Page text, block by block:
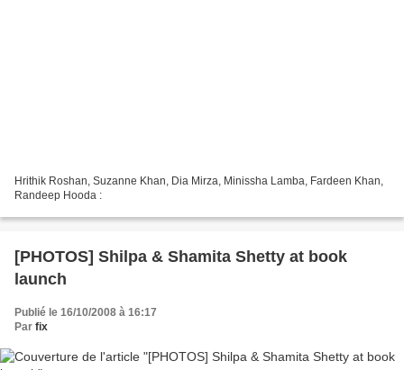
Hrithik Roshan, Suzanne Khan, Dia Mirza, Minissha Lamba, Fardeen Khan,
Randeep Hooda :
[PHOTOS] Shilpa & Shamita Shetty at book
launch
Publié le 16/10/2008 à 16:17
Par fix